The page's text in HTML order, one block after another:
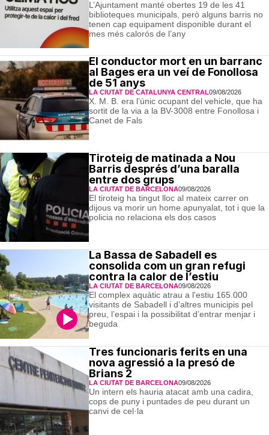
L’Ajuntament manté obertes 19 de les 41
biblioteques municipals, però alguns barris no
tenen cap equipament disponible durant el
mes més calorós de l’any
El conductor mort en un barranc
al Bages era un veí de Fonollosa
de 51 anys
LA CIUTAT DE CATALUNYA CENTRAL09/08/2026
X. M. B. era l’únic ocupant del vehicle, que ha
sortit de la via a la BV-3008 entre Fonollosa i
Canet de Fals
Tiroteig de matinada a Nou
Barris després d’una baralla
entre dos grups
LA CIUTAT DE BARCELONA09/08/2026
El tiroteig ha tingut lloc al mateix carrer on
dijous va morir un home apunyalat, tot i que la
policia no relaciona els dos casos
La Bassa de Sabadell es
consolida com un gran refugi
contra la calor de l’estiu
LA CIUTAT DE BARCELONA09/08/2026
El complex aquàtic atrau a l'estiu 165.000
visitants de Sabadell i d’altres municipis pel
preu, l’espai i la possibilitat d’entrar menjar i
beguda
Tres funcionaris ferits en una
nova agressió a la presó de
Brians 2
LA CIUTAT DE BARCELONA09/08/2026
Un intern els hauria atacat amb una cadira,
cops de puny i puntades de peu durant un
canvi de cel·la